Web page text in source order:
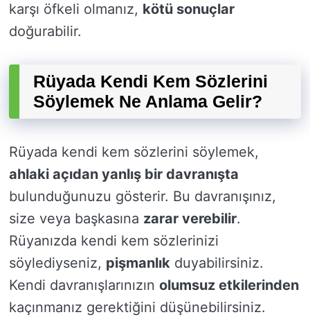
karşı öfkeli olmanız, kötü sonuçlar
doğurabilir.
Rüyada Kendi Kem Sözlerini
Söylemek Ne Anlama Gelir?
Rüyada kendi kem sözlerini söylemek,
ahlaki açıdan yanlış bir davranışta
bulunduğunuzu gösterir. Bu davranışınız,
size veya başkasına zarar verebilir.
Rüyanızda kendi kem sözlerinizi
söylediyseniz, pişmanlık duyabilirsiniz.
Kendi davranışlarınızın olumsuz etkilerinden
kaçınmanız gerektiğini düşünebilirsiniz.